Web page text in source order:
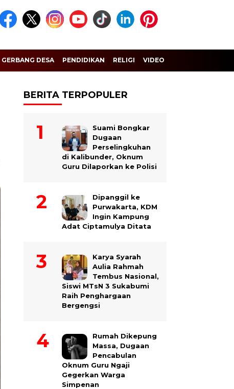
GERBANG DESA PENDIDIKAN RELIGI VIDEO
BERITA TERPOPULER
Suami Bongkar
Dugaan
Perselingkuhan
di Kalibunder, Oknum
Guru Dilaporkan ke Polisi
Dipanggil ke
Purwakarta, KDM
Ingin Kampung
Adat Ciptamulya Ditata
Karya Syarah
Aulia Rahmah
Tembus Nasional,
Siswi MTsN 3 Sukabumi
Raih Penghargaan
Bergengsi
Rumah Dikepung
Massa, Dugaan
Pencabulan
Oknum Guru Ngaji
Gegerkan Warga
Simpenan